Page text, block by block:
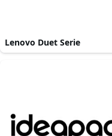
Lenovo Duet Serie